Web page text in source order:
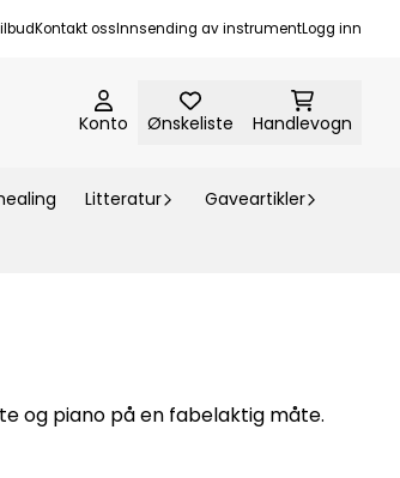
Kontakt ossInnsending av instrumentLogg inn
Konto Ønskeliste Handlevogn
Litteratur
Gaveartikler
og piano på en fabelaktig måte.